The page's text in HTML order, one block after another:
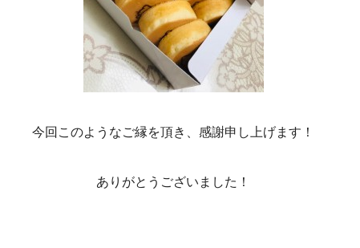
今回このようなご縁を頂き、感謝申し上げます！
ありがとうございました！